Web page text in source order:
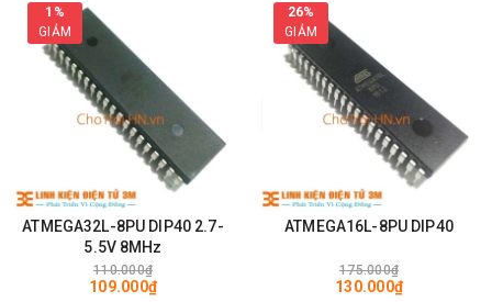
1%
GIẢM
ATMEGA32L-8PU DIP40 2.7-
5.5V 8MHz
110.000₫
109.000₫
26%
GIẢM
ATMEGA16L-8PU DIP40
175.000₫
130.000₫